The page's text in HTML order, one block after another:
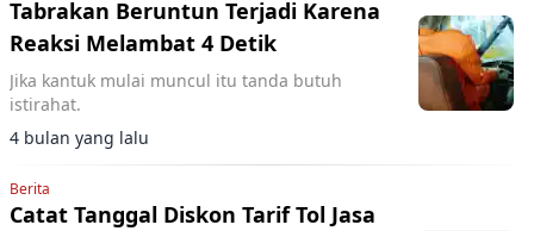
Tabrakan Beruntun Terjadi Karena
Reaksi Melambat 4 Detik
Jika kantuk mulai muncul itu tanda butuh
istirahat.
4 bulan yang lalu
Berita
Catat Tanggal Diskon Tarif Tol Jasa